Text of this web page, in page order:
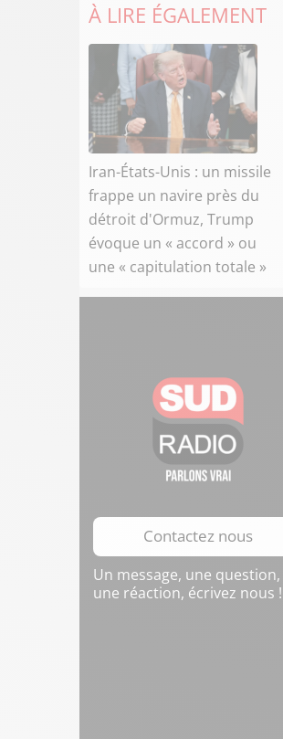
À LIRE ÉGALEMENT
Iran-États-Unis : un missile
frappe un navire près du
détroit d'Ormuz, Trump
évoque un « accord » ou
une « capitulation totale »
Contactez nous
Un message, une question,
une réaction, écrivez nous !